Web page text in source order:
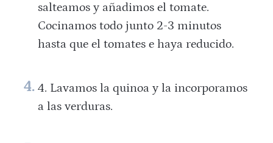
salteamos y añadimos el tomate.
Cocinamos todo junto 2-3 minutos
hasta que el tomates e haya reducido.
Lavamos la quinoa y la incorporamos
a las verduras.